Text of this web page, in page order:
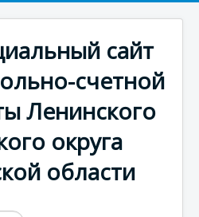
сайт
счетной
Ленинского
округа
области